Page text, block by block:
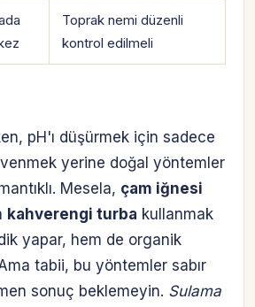
Toprak nemi düzenli
kontrol edilmeli
pH'ı düşürmek için sadece
yerine doğal yöntemler
Mesela, çam iğnesi
kahverengi turba kullanmak
yapar, hem de organik
tabii, bu yöntemler sabır
sonuç beklemeyin. Sulama